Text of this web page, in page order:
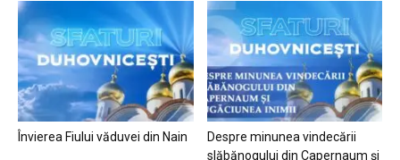
Învierea Fiului văduvei din Nain
Despre minunea vindecării
slăbănogului din Capernaum și